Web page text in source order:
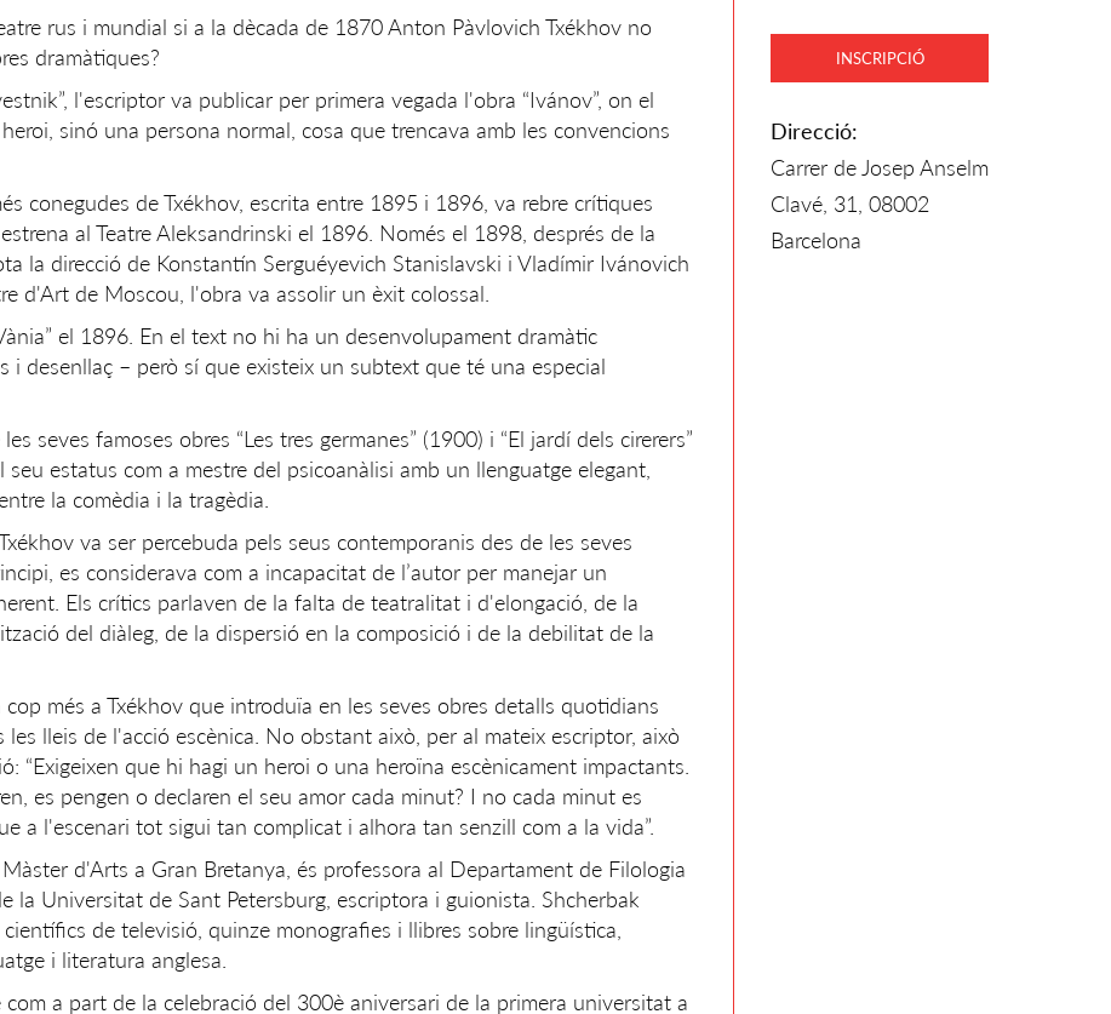
rus i mundial si a la dècada de 1870 Anton Pàvlovich Txékhov no
dramàtiques?
l'escriptor va publicar per primera vegada l'obra “Ivánov”, on el
sinó una persona normal, cosa que trencava amb les convencions
conegudes de Txékhov, escrita entre 1895 i 1896, va rebre crítiques
al Teatre Aleksandrinski el 1896. Només el 1898, després de la
la direcció de Konstantín Serguéyevich Stanislavski i Vladímir Ivánovich
d'Art de Moscou, l'obra va assolir un èxit colossal.
el 1896. En el text no hi ha un desenvolupament dramàtic
i desenllaç – però sí que existeix un subtext que té una especial
seves famoses obres “Les tres germanes” (1900) i “El jardí dels cirerers”
estatus com a mestre del psicoanàlisi amb un llenguatge elegant,
la comèdia i la tragèdia.
va ser percebuda pels seus contemporanis des de les seves
es considerava com a incapacitat de l’autor per manejar un
Els crítics parlaven de la falta de teatralitat i d'elongació, de la
del diàleg, de la dispersió en la composició i de la debilitat de la
més a Txékhov que introduïa en les seves obres detalls quotidians
lleis de l'acció escènica. No obstant això, per al mateix escriptor, això
“Exigeixen que hi hagi un heroi o una heroïna escènicament impactants.
es pengen o declaren el seu amor cada minut? I no cada minut es
a l'escenari tot sigui tan complicat i alhora tan senzill com a la vida”.
Màster d'Arts a Gran Bretanya, és professora al Departament de Filologia
la Universitat de Sant Petersburg, escriptora i guionista. Shcherbak
de televisió, quinze monografies i llibres sobre lingüística,
i literatura anglesa.
a part de la celebració del 300è aniversari de la primera universitat a
INSCRIPCIÓ
Direcció:
Carrer de Josep Anselm
Clavé, 31, 08002
Barcelona